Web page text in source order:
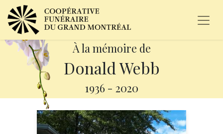
À la mémoire de
Donald Webb
1936 - 2020